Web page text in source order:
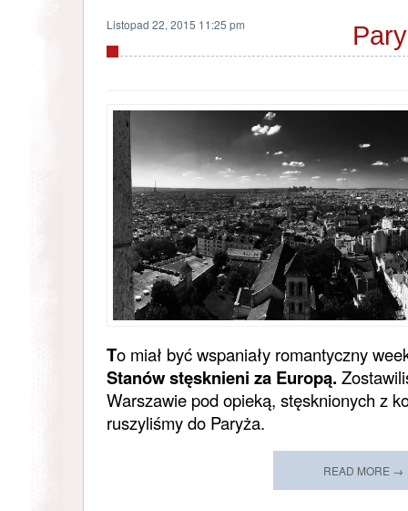
Listopad 22, 2015 11:25 pm
To miał być wspaniały romantyczny
Stanów stęsknieni za Europą.
Warszawie pod opieką, stęsknionych z
ruszyliśmy do Paryża.
READ MORE →